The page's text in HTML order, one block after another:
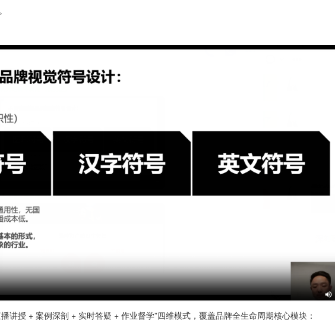
授 + 案例深剖 + 实时答疑 + 作业督学”四维模式，覆盖品牌全生命周期核心模块：